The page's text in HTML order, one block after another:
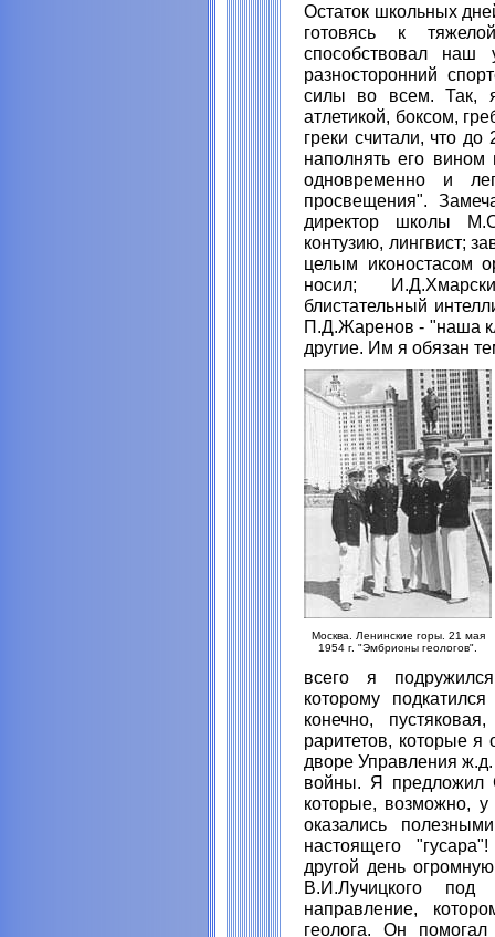
Остаток школьных
готовясь к
способствовал наш
разносторонний
силы во всем. Так,
атлетикой, боксом,
греки считали, что
наполнять его
одновременно и
просвещения".
директор школы
контузию, лингвист;
целым иконостасом
носил;
блистательный
П.Д.Жаренов - "наша
другие. Им я обязан
Москва. Ленинские горы. 21 мая
1954 г. "Эмбрионы геологов".
всего я
которому
конечно,
раритетов, которые
дворе Управления
войны. Я предложил
которые, возможно,
оказались
настоящего
другой день
В.И.Лучицкого под
направление,
геолога. Он